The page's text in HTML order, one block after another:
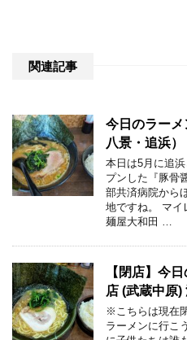
関連記事
今日のラー
八景・追浜）
本日は5月に追
プンした『豚骨
部共済病院から
地ですね。 マイ
麺屋大和田 …
【閉店】今
店 (武蔵中原
※こちらは現在
ラーメンに行こ